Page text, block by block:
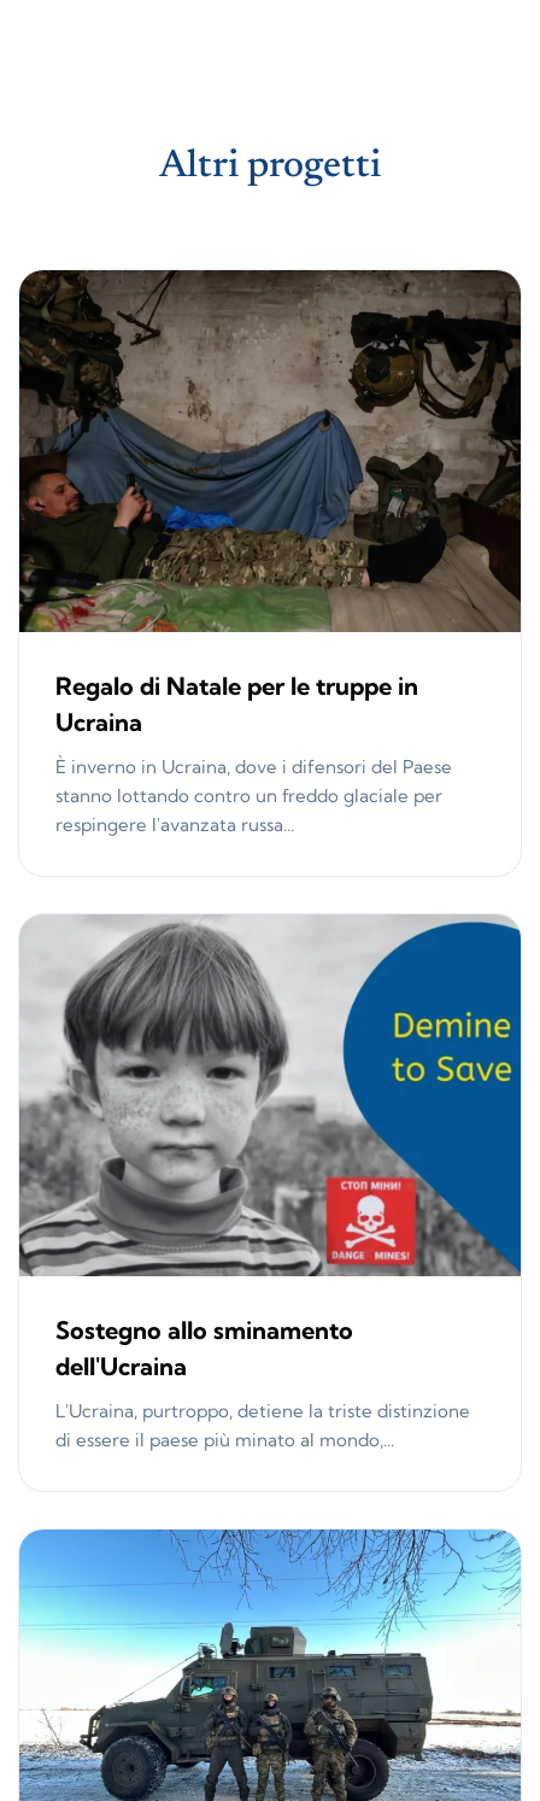
Altri progetti
Regalo di Natale per le truppe in
Ucraina
È inverno in Ucraina, dove i difensori del Paese
stanno lottando contro un freddo glaciale per
respingere l'avanzata russa...
Sostegno allo sminamento
dell'Ucraina
L'Ucraina, purtroppo, detiene la triste distinzione
di essere il paese più minato al mondo,...